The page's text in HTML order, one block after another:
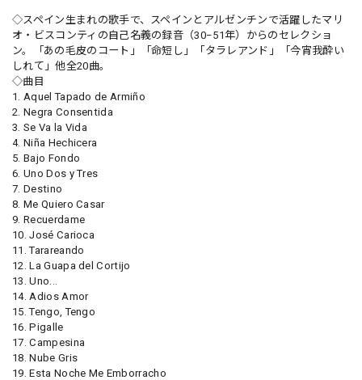
◇スペイン生まれの歌手で、スペインとアルゼンチンで活躍したマリ
オ・ビスコンティの自己名義の録音（30−51年）からのセレクショ
ン。「あの毛皮のコート」「命短し」「タラレアンド」「今宵我酔い
しれて」他全20曲。
◇曲目
1. Aquel Tapado de Armiño
2. Negra Consentida
3. Se Va la Vida
4. Niña Hechicera
5. Bajo Fondo
6. Uno Dos y Tres
7. Destino
8. Me Quiero Casar
9. Recuerdame
10. José Carioca
11. Tarareando
12. La Guapa del Cortijo
13. Uno...
14. Adios Amor
15. Tengo, Tengo
16. Pigalle
17. Campesina
18. Nube Gris
19. Esta Noche Me Emborracho